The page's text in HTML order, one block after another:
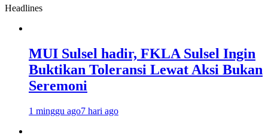
Headlines
MUI Sulsel hadir, FKLA Sulsel Ingin
Buktikan Toleransi Lewat Aksi Bukan
Seremoni
1 minggu ago7 hari ago